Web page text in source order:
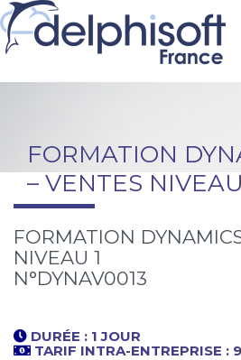
FORMATION
– VENTES
FORMATION
NIVEAU 1
N°DYNAV0013
DURÉE : 1 JOUR
TARIF INTRA-ENTREPRISE :